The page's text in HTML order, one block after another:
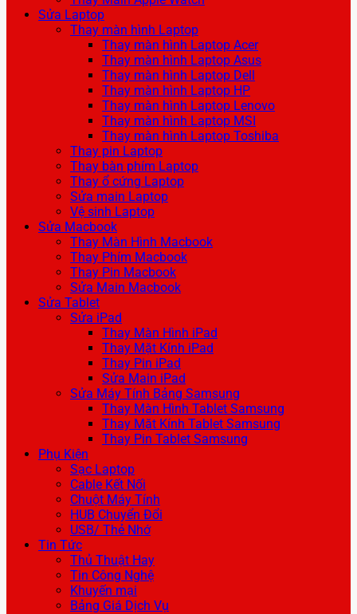
Sửa Laptop
Thay màn hình Laptop
Thay màn hình Laptop Acer
Thay màn hình Laptop Asus
Thay màn hình Laptop Dell
Thay màn hình Laptop HP
Thay màn hình Laptop Lenovo
Thay màn hình Laptop MSI
Thay màn hình Laptop Toshiba
Thay pin Laptop
Thay bàn phím Laptop
Thay ổ cứng Laptop
Sửa main Laptop
Vệ sinh Laptop
Sửa Macbook
Thay Màn Hình Macbook
Thay Phím Macbook
Thay Pin Macbook
Sửa Main Macbook
Sửa Tablet
Sửa iPad
Thay Màn Hình iPad
Thay Mặt Kính iPad
Thay Pin iPad
Sửa Main iPad
Sửa Máy Tính Bảng Samsung
Thay Màn Hình Tablet Samsung
Thay Mặt Kính Tablet Samsung
Thay Pin Tablet Samsung
Phụ Kiện
Sạc Laptop
Cable Kết Nối
Chuột Máy Tính
HUB Chuyển Đổi
USB/ Thẻ Nhớ
Tin Tức
Thủ Thuật Hay
Tin Công Nghệ
Khuyến mại
Bảng Giá Dịch Vụ